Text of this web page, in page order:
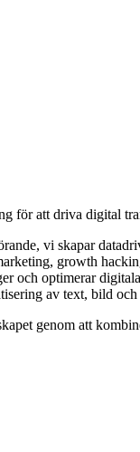
för att driva digital
vi skapar
growth
och optimerar
av text, bild
genom att